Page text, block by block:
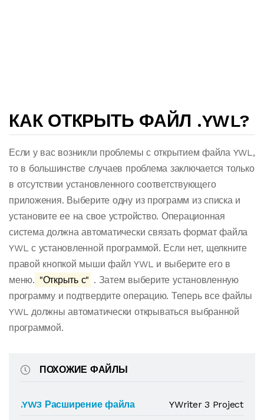
КАК ОТКРЫТЬ ФАЙЛ .YWL?
Если у вас возникли проблемы с открытием файла YWL,
то в большинстве случаев проблема заключается только
в отсутствии установленного соответствующего
приложения. Выберите одну из программ из списка и
установите ее на свое устройство. Операционная
система должна автоматически связать формат файла
YWL с установленной программой. Если нет, щелкните
правой кнопкой мыши файл YWL и выберите его в
меню. "Открыть с" . Затем выберите установленную
программу и подтвердите операцию. Теперь все файлы
YWL должны автоматически открываться выбранной
программой.
ПОХОЖИЕ ФАЙЛЫ
.YW3 Расширение файла
YWriter 3 Project